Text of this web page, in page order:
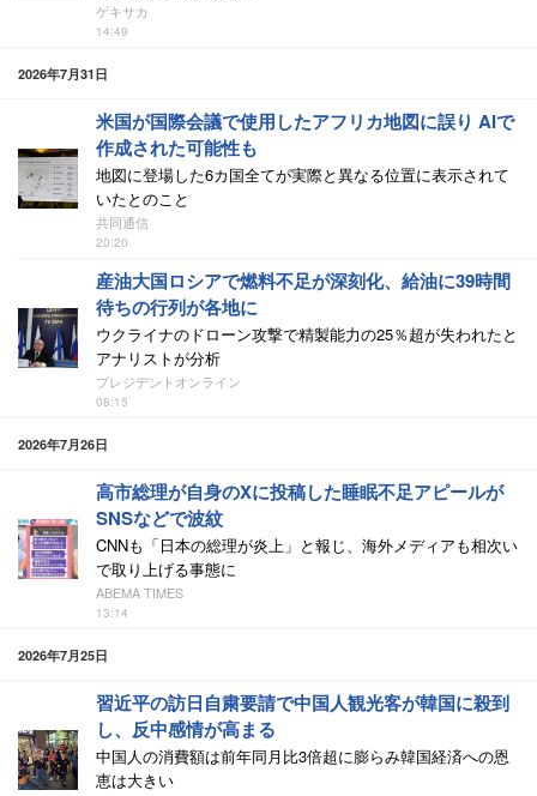
ゲキサカ
14:49
2026年7月31日
米国が国際会議で使用したアフリカ地図に誤り AIで
作成された可能性も
地図に登場した6カ国全てが実際と異なる位置に表示されて
いたとのこと
共同通信
20:20
産油大国ロシアで燃料不足が深刻化、給油に39時間
待ちの行列が各地に
ウクライナのドローン攻撃で精製能力の25％超が失われたと
アナリストが分析
プレジデントオンライン
08:15
2026年7月26日
高市総理が自身のXに投稿した睡眠不足アピールが
SNSなどで波紋
CNNも「日本の総理が炎上」と報じ、海外メディアも相次い
で取り上げる事態に
ABEMA TIMES
13:14
2026年7月25日
習近平の訪日自粛要請で中国人観光客が韓国に殺到
し、反中感情が高まる
中国人の消費額は前年同月比3倍超に膨らみ韓国経済への恩
恵は大きい